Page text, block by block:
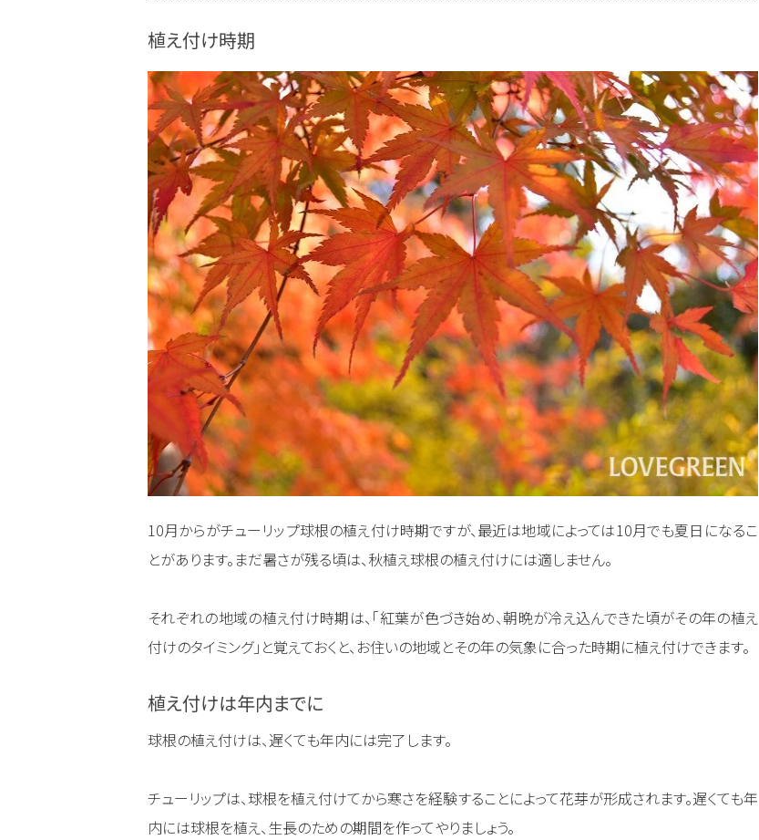
植え付け時期
10月からがチューリップ球根の植え付け時期ですが、最近は地域によっては10月でも夏日になるこ
とがあります。まだ暑さが残る頃は、秋植え球根の植え付けには適しません。
それぞれの地域の植え付け時期は、「紅葉が色づき始め、朝晩が冷え込んできた頃がその年の植え
付けのタイミング」と覚えておくと、お住いの地域とその年の気象に合った時期に植え付けできます。
植え付けは年内までに
球根の植え付けは、遅くても年内には完了します。
チューリップは、球根を植え付けてから寒さを経験することによって花芽が形成されます。遅くても年
内には球根を植え、生長のための期間を作ってやりましょう。